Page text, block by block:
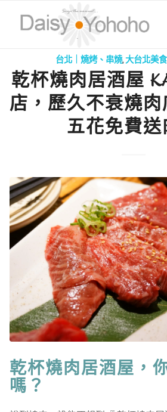
台北｜燒烤、串燒,大台北美食
乾杯燒肉居酒屋
店，歷久不衰燒
五花免費送
乾杯燒肉居酒屋，
嗎？